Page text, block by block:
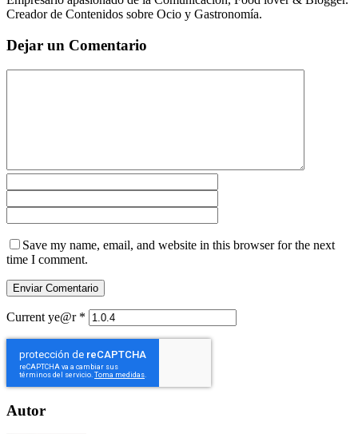
Creador de Contenidos sobre Ocio y Gastronomía.
Dejar un Comentario
Save my name, email, and website in this browser for the next
time I comment.
Current ye@r *
Autor